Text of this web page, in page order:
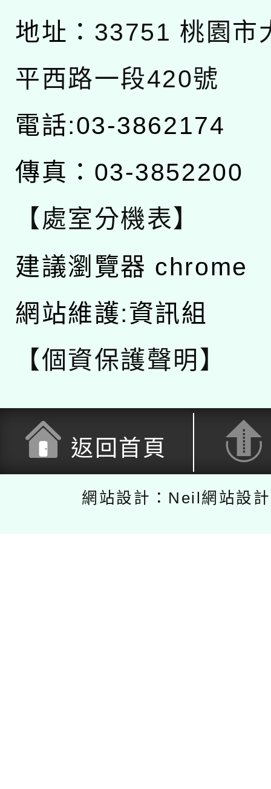
地址： 33751 桃園市
平西路一段420號
電話:03-3862174
傳真：03-3852200
【處室分機表】
建議瀏覽器 chrome
網站維護:資訊組
【個資保護聲明】
返回首頁
網站設計：Neil網站設